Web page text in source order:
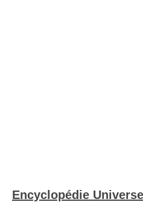
Encyclopédie